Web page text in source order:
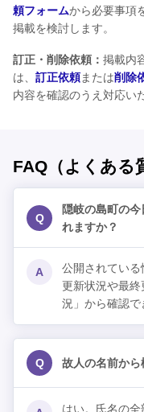
頼フォームから必要事項
掲載を検討します。
訂正・削除依頼： 掲載内
は、 訂正依頼または削除
内容を確認のうえ対応い
FAQ（よくある
Q
隠岐の島町の
れますか？
A
公開されている
更新状況や最
況」から確認で
Q 故人の名前から
はい。氏名の